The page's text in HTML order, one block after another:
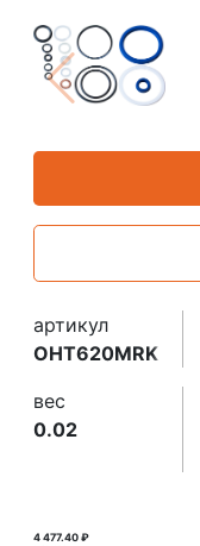
артикул
OHT620MRK
вес
0.02
4 477.40 ₽